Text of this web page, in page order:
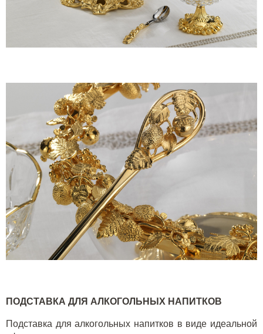
ПОДСТАВКА ДЛЯ АЛКОГОЛЬНЫХ НАПИТКОВ
Подставка для алкогольных напитков в виде идеальной